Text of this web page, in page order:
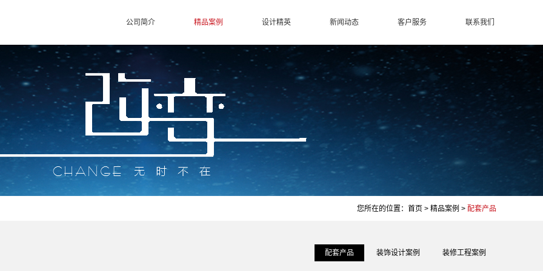
公司简介 精品案例 设计精英 新闻动态 客户服务 联系我们
您所在的位置： 首页 > 精品案例 > 配套产品
配套产品 装饰设计案例 装修工程案例